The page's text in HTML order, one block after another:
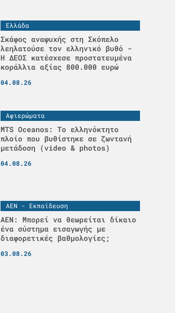
Ελλάδα
Σκάφος αναψυχής στη Σκόπελο
λεηλατούσε τον ελληνικό βυθό -
H ΔΕΟΣ κατέσχεσε προστατευμένα
κοράλλια αξίας 800.000 ευρώ
04.08.26
Αφιερώματα
MTS Oceanos: Το ελληνόκτητο
πλοίο που βυθίστηκε σε ζωντανή
μετάδοση (video & photos)
04.08.26
ΑΕΝ - Εκπαίδευση
ΑΕΝ: Μπορεί να θεωρείται δίκαιο
ένα σύστημα εισαγωγής με
διαφορετικές βαθμολογίες;
03.08.26